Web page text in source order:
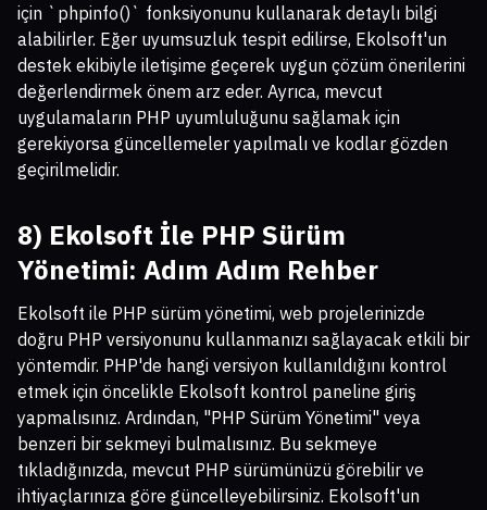
için `phpinfo()` fonksiyonunu kullanarak detaylı bilgi
alabilirler. Eğer uyumsuzluk tespit edilirse, Ekolsoft'un
destek ekibiyle iletişime geçerek uygun çözüm önerilerini
değerlendirmek önem arz eder. Ayrıca, mevcut
uygulamaların PHP uyumluluğunu sağlamak için
gerekiyorsa güncellemeler yapılmalı ve kodlar gözden
geçirilmelidir.
8) Ekolsoft İle PHP Sürüm
Yönetimi: Adım Adım Rehber
Ekolsoft ile PHP sürüm yönetimi, web projelerinizde
doğru PHP versiyonunu kullanmanızı sağlayacak etkili bir
yöntemdir. PHP'de hangi versiyon kullanıldığını kontrol
etmek için öncelikle Ekolsoft kontrol paneline giriş
yapmalısınız. Ardından, "PHP Sürüm Yönetimi" veya
benzeri bir sekmeyi bulmalısınız. Bu sekmeye
tıkladığınızda, mevcut PHP sürümünüzü görebilir ve
ihtiyaçlarınıza göre güncelleyebilirsiniz. Ekolsoft'un